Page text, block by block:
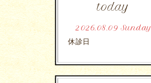
today
2026.08.09 Sunday
休診日